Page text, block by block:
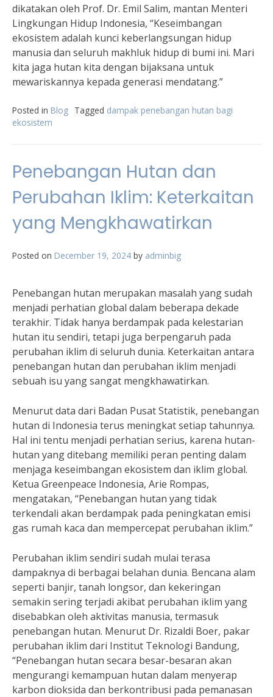
dikatakan oleh Prof. Dr. Emil Salim, mantan Menteri
Lingkungan Hidup Indonesia, “Keseimbangan
ekosistem adalah kunci keberlangsungan hidup
manusia dan seluruh makhluk hidup di bumi ini. Mari
kita jaga hutan kita dengan bijaksana untuk
mewariskannya kepada generasi mendatang.”
Posted in Blog Tagged dampak penebangan hutan bagi
ekosistem
Penebangan Hutan dan
Perubahan Iklim: Keterkaitan
yang Mengkhawatirkan
Posted on December 19, 2024 by adminbig
Penebangan hutan merupakan masalah yang sudah
menjadi perhatian global dalam beberapa dekade
terakhir. Tidak hanya berdampak pada kelestarian
hutan itu sendiri, tetapi juga berpengaruh pada
perubahan iklim di seluruh dunia. Keterkaitan antara
penebangan hutan dan perubahan iklim menjadi
sebuah isu yang sangat mengkhawatirkan.
Menurut data dari Badan Pusat Statistik, penebangan
hutan di Indonesia terus meningkat setiap tahunnya.
Hal ini tentu menjadi perhatian serius, karena hutan-
hutan yang ditebang memiliki peran penting dalam
menjaga keseimbangan ekosistem dan iklim global.
Ketua Greenpeace Indonesia, Arie Rompas,
mengatakan, “Penebangan hutan yang tidak
terkendali akan berdampak pada peningkatan emisi
gas rumah kaca dan mempercepat perubahan iklim.”
Perubahan iklim sendiri sudah mulai terasa
dampaknya di berbagai belahan dunia. Bencana alam
seperti banjir, tanah longsor, dan kekeringan
semakin sering terjadi akibat perubahan iklim yang
disebabkan oleh aktivitas manusia, termasuk
penebangan hutan. Menurut Dr. Rizaldi Boer, pakar
perubahan iklim dari Institut Teknologi Bandung,
“Penebangan hutan secara besar-besaran akan
mengurangi kemampuan hutan dalam menyerap
karbon dioksida dan berkontribusi pada pemanasan